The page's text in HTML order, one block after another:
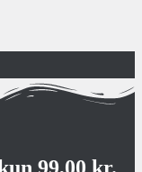
99,00 kr.